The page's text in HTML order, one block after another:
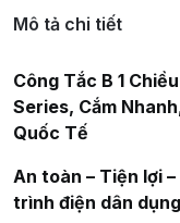
Mô tả chi tiết
Công Tắc B 1
Series, Cắm
Quốc Tế
An toàn – Tiện lợi
trình điện dân